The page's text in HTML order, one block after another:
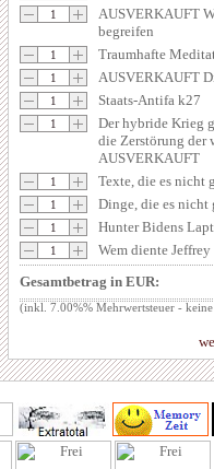
AUSVERKAUFT
begreifen
Traumhafte
AUSVERKAUFT
Staats-Antifa k27
Der hybride Krieg
die Zerstörung
AUSVERKAUFT
Texte, die es nicht
Dinge, die es nicht
Hunter Bidens
Wem diente
Gesamtbetrag in EUR:
(inkl. 7.00%% Mehrwertsteuer - keine